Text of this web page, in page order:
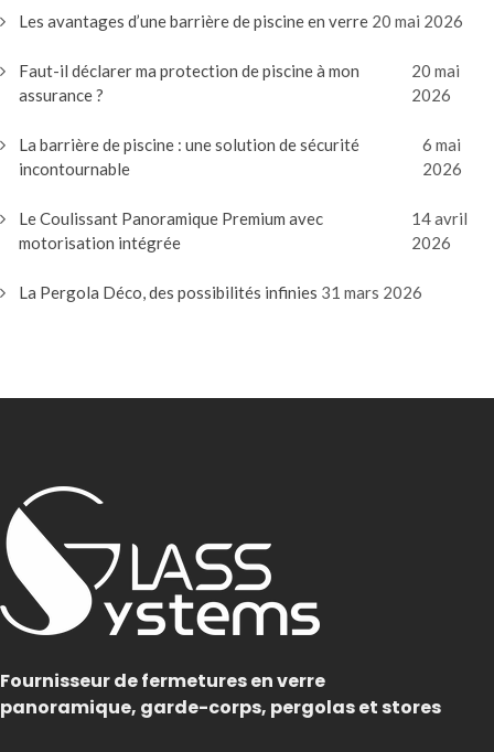
Les avantages d’une barrière de piscine en verre 20 mai 2026
Faut-il déclarer ma protection de piscine à mon
assurance ?
20 mai
2026
La barrière de piscine : une solution de sécurité
incontournable
6 mai
2026
Le Coulissant Panoramique Premium avec
motorisation intégrée
14 avril
2026
La Pergola Déco, des possibilités infinies 31 mars 2026
Fournisseur de fermetures en verre
panoramique, garde-corps, pergolas et stores